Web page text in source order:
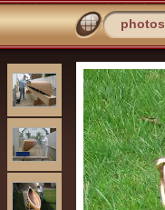
photos